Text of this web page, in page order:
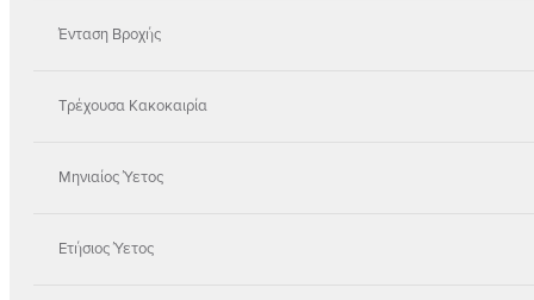
Ένταση Βροχής
Τρέχουσα Κακοκαιρία
Μηνιαίος Ύετος
Ετήσιος Ύετος